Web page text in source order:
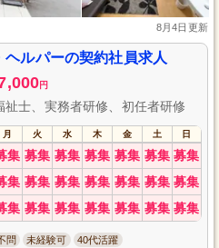
8月4日更新
ルパーの契約社員求人
円
祉士、実務者研修、初任者研修
月 火 水 木 金 土 日
集 募集 募集 募集 募集 募集 募集
集 募集 募集 募集 募集 募集 募集
集 募集 募集 募集 募集 募集 募集
問 未経験可 40代活躍